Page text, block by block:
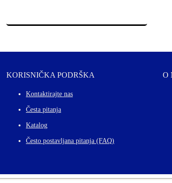
KORISNIČKA PODRŠKA
Kontaktirajte nas
Česta pitanja
Katalog
Često postavljana pitanja (FAQ)
O